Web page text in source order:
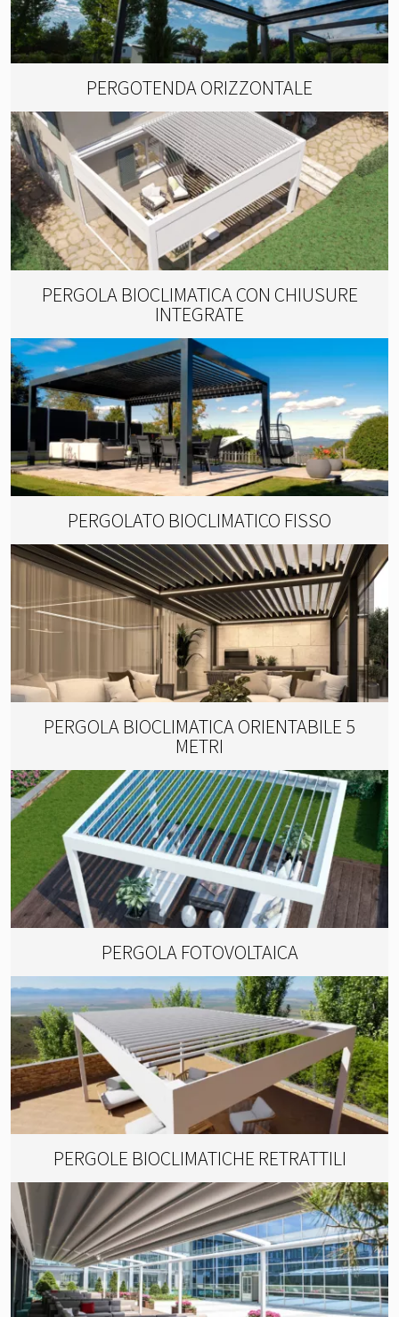
PERGOTENDA ORIZZONTALE
PERGOLA BIOCLIMATICA CON CHIUSURE
INTEGRATE
PERGOLATO BIOCLIMATICO FISSO
PERGOLA BIOCLIMATICA ORIENTABILE 5
METRI
PERGOLA FOTOVOLTAICA
PERGOLE BIOCLIMATICHE RETRATTILI